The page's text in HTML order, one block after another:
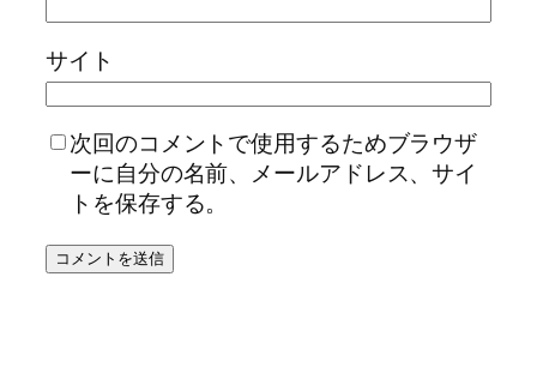
サイト
次回のコメントで使用するためブラウザ
ーに自分の名前、メールアドレス、サイ
トを保存する。